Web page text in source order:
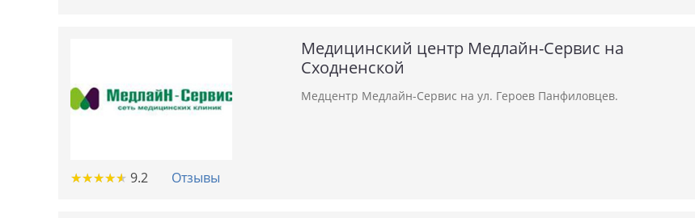
★★★★★
★★★★★ 9.2 Отзывы
Медицинский центр Медлайн-Сервис на
Сходненской
Медцентр Медлайн-Сервис на ул. Героев Панфиловцев.